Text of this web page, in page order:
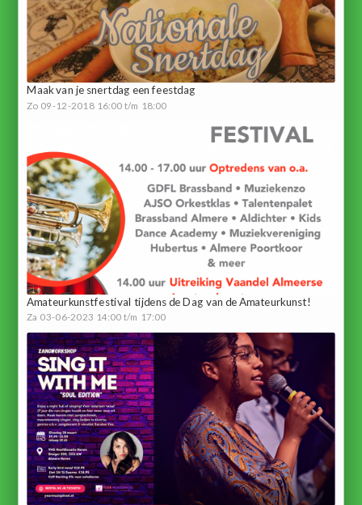
Maak van je snertdag een feestdag
Zo 09-12-2018 16:00 t/m 18:00
Amateurkunstfestival tijdens de Dag van de Amateurkunst!
Za 03-06-2023 14:00 t/m 17:00